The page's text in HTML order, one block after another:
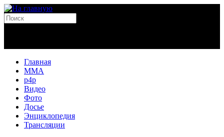
Главная
MMA
p4p
Видео
Фото
Досье
Энциклопедия
Трансляции